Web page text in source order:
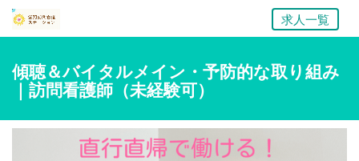
求人一覧
傾聴＆バイタルメイン・予防的な取り組み
｜訪問看護師（未経験可）